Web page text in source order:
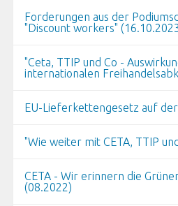
Forderungen aus der
"Discount workers"
"Ceta, TTIP und Co -
internationalen
EU-Lieferkettengesetz auf
"Wie weiter mit CETA, TTIP
CETA - Wir erinnern die
(08.2022)